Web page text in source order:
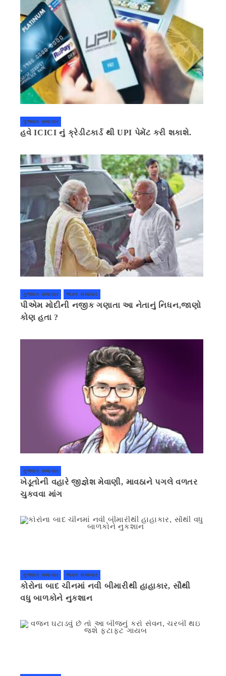
ગુજરાત સમાચાર
હવે ICICI નું ક્રેડીટકાર્ડ થી UPI પેમેંટ કરી શકાશે.
ગુજરાત સમાચાર ભારત સમાચાર
પીએમ મોદીની નજીક ગણાતા આ નેતાનું નિધન,જાણો
કોણ હતા ?
ગુજરાત સમાચાર
ખેડૂતોની વહારે જીજ્ઞેશ મેવાણી, માવઠાને પગલે વળતર
ચુકવવા માંગ
ગુજરાત સમાચાર ભારત સમાચાર
કોરોના બાદ ચીનમાં નવી બીમારીથી હાહાકાર, સૌથી
વધુ બાળકોને નુકશાન